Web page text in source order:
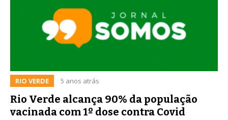
RIO VERDE 5 anos atrás
Rio Verde alcança 90% da população
vacinada com 1º dose contra Covid